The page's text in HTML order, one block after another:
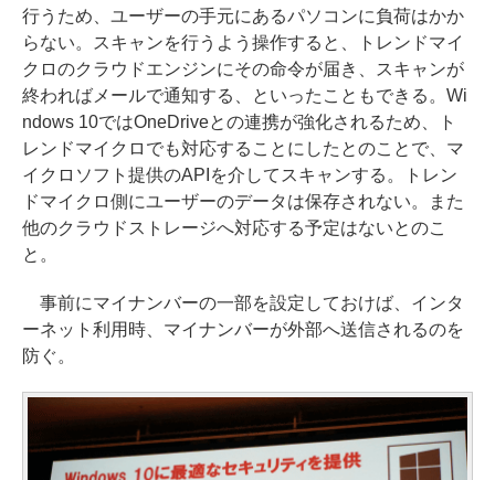
行うため、ユーザーの手元にあるパソコンに負荷はかか
らない。スキャンを行うよう操作すると、トレンドマイ
クロのクラウドエンジンにその命令が届き、スキャンが
終わればメールで通知する、といったこともできる。Wi
ndows 10ではOneDriveとの連携が強化されるため、ト
レンドマイクロでも対応することにしたとのことで、マ
イクロソフト提供のAPIを介してスキャンする。トレン
ドマイクロ側にユーザーのデータは保存されない。また
他のクラウドストレージへ対応する予定はないとのこ
と。
事前にマイナンバーの一部を設定しておけば、インタ
ーネット利用時、マイナンバーが外部へ送信されるのを
防ぐ。